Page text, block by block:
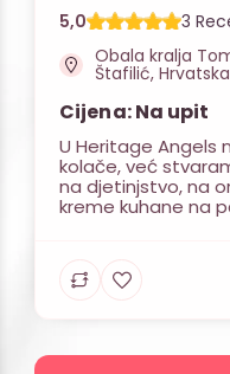
5,0
3
Obala kralja
Štafilić, Hrvatska
Cijena: Na upit
U Heritage
kolače, već
na djetinjstvo, na
kreme kuhane na
recepturama, ali u
izvedbi. Nudimo
kako bi svaki gost